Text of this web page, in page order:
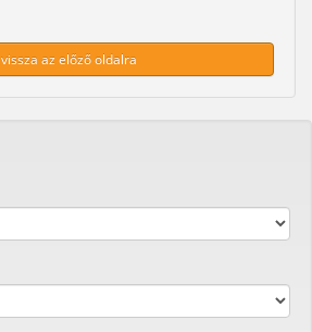
vissza az előző oldalra